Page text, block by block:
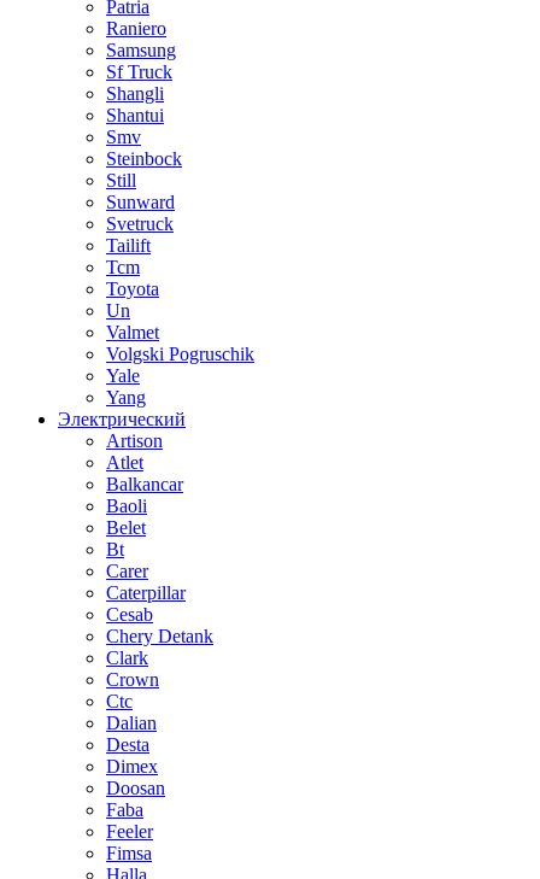
Patria
Raniero
Samsung
Sf Truck
Shangli
Shantui
Smv
Steinbock
Still
Sunward
Svetruck
Tailift
Tcm
Toyota
Un
Valmet
Volgski Pogruschik
Yale
Yang
Электрический
Artison
Atlet
Balkancar
Baoli
Belet
Bt
Carer
Caterpillar
Cesab
Chery Detank
Clark
Crown
Ctc
Dalian
Desta
Dimex
Doosan
Faba
Feeler
Fimsa
Halla